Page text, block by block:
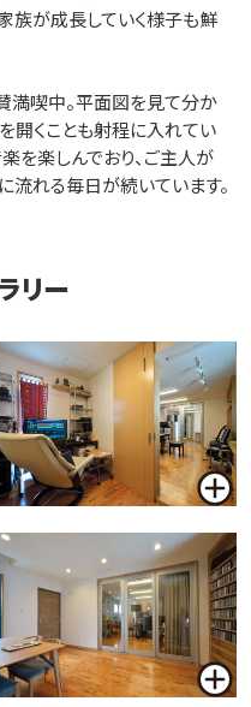
族が成長していく様子も鮮
満喫中。平面図を見て分か
開くことも射程に入れてい
を楽しんでおり、ご主人が
流れる毎日が続いています。
リー